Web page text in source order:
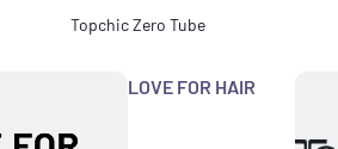
Topchic Zero Tube
LOVE FOR HAIR